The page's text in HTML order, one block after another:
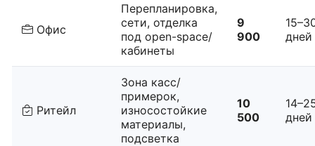
Офис
Перепланировка,
сети, отделка
под open-space/
кабинеты
9
900
дней
Ритейл
Зона касс/
примерок,
износостойкие
материалы,
подсветка
10
500
дней